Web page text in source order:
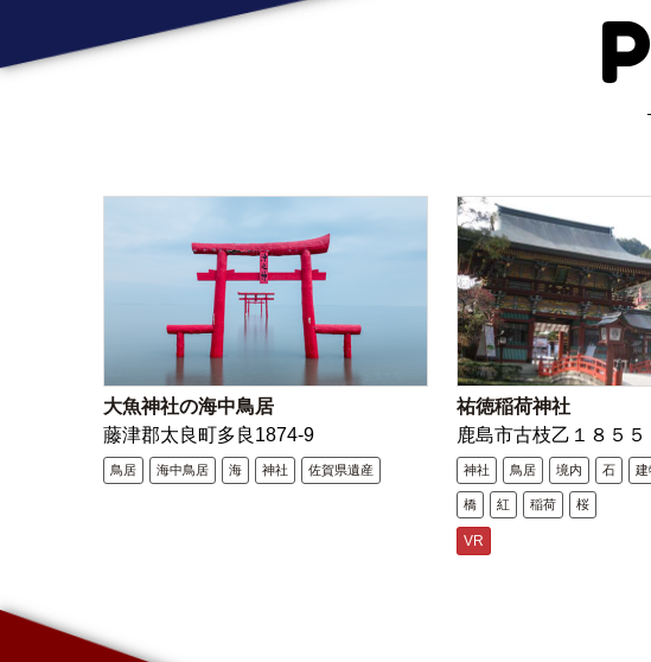
大魚神社の海中鳥居
藤津郡太良町多良1874-9
鳥居 海中鳥居 海 神社 佐賀県遺産
祐徳稲荷神社
鹿島市古枝乙１８５５
神社 鳥居 境内 石 建
橋 紅 稲荷 桜
VR